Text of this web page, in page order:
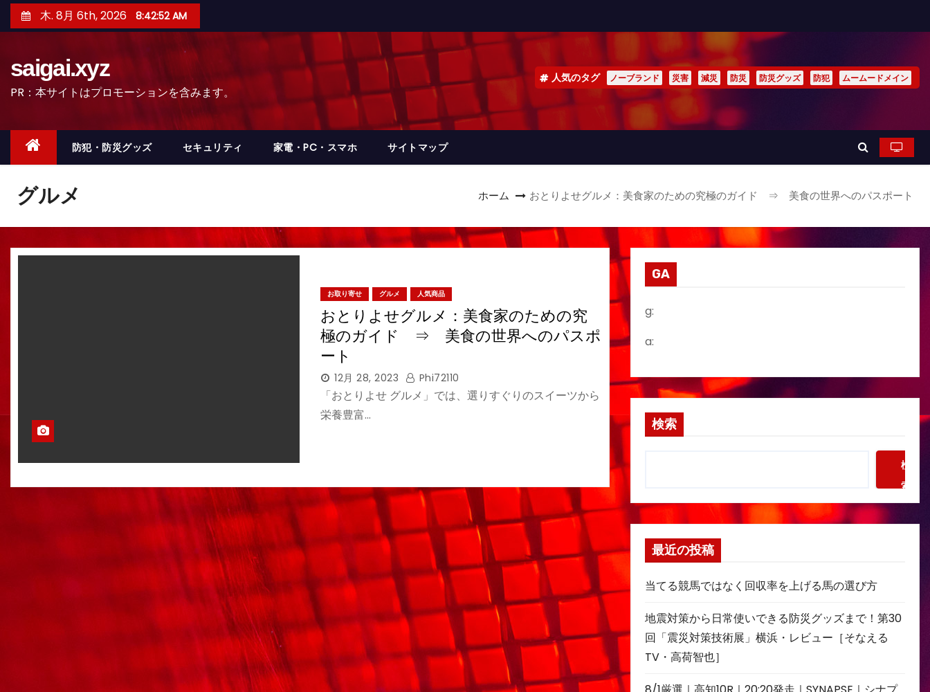
ン
ッ
木. 8月 6th, 2026 8:42:55 AM
saigai.xyz
PR：本サイトはプロモーションを含みます。
人気のタグ ノーブランド 災害 減災 防災 防災グッズ 防犯 ムームードメイン
防犯・防災グッズ セキュリティ 家電・PC・スマホ サイトマップ
グルメ ホーム おとりよせグルメ：美食家のための究極のガイド ⇒ 美食の世界へのパスポート
お取り寄せ グルメ 人気商品
おとりよせグルメ：美食家のための究
極のガイド ⇒ 美食の世界へのパスポ
ート
12月 28, 2023 Phi72110
「おとりよせ グルメ」では、選りすぐりのスイーツから
栄養豊富…
GA
g:
a:
検索
検
索
最近の投稿
当てる競馬ではなく回収率を上げる馬の選び方
地震対策から日常使いできる防災グッズまで！第30
回「震災対策技術展」横浜・レビュー［そなえる
TV・高荷智也］